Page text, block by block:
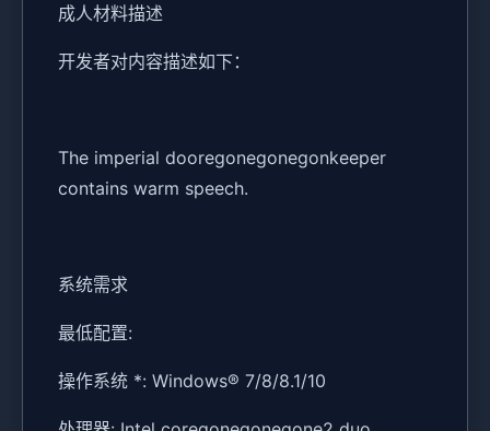
成人材料描述
开发者对内容描述如下：
The imperial dooregonegonegonkeeper
contains warm speech.
系统需求
最低配置:
操作系统 *: Windows® 7/8/8.1/10